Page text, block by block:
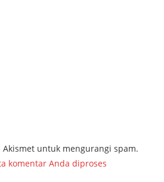
untuk mengurangi spam.
komentar Anda diproses